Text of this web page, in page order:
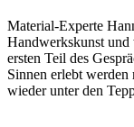
Material-Experte
Handwerkskunst und
ersten Teil des
Sinnen erlebt werden
wieder unter den